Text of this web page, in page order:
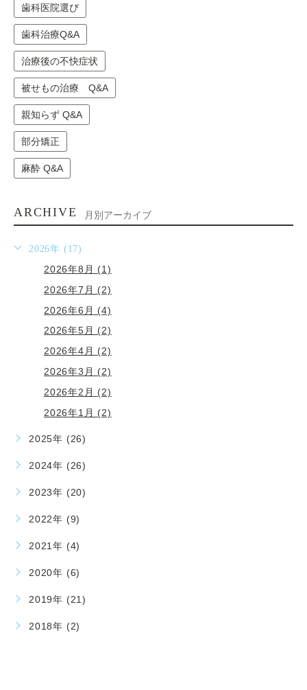
歯科医院選び
歯科治療Q&A
治療後の不快症状
被せもの治療 Q&A
親知らず Q&A
部分矯正
麻酔 Q&A
ARCHIVE 月別アーカイブ
2026年 (17)
2026年8月 (1)
2026年7月 (2)
2026年6月 (4)
2026年5月 (2)
2026年4月 (2)
2026年3月 (2)
2026年2月 (2)
2026年1月 (2)
2025年 (26)
2024年 (26)
2023年 (20)
2022年 (9)
2021年 (4)
2020年 (6)
2019年 (21)
2018年 (2)